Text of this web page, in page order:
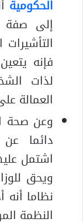
الحكومية
إلى صفة
فإنه
لذات
العمالة
وعن صحة
دائما
اشتمل
ويحق
نظاما أنه
النظمة